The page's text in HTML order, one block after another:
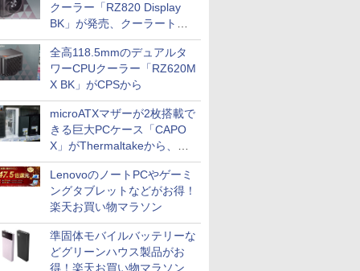
クーラー「RZ820 Display
BK」が発売、クーラートッ
プに5インチ液晶搭載
全高118.5mmのデュアルタ
ワーCPUクーラー「RZ620M
X BK」がCPSから
microATXマザーが2枚搭載で
きる巨大PCケース「CAPO
X」がThermaltakeから、カ
ラーは2色
LenovoのノートPCやゲーミ
ングタブレットなどがお得！
楽天お買い物マラソン
準固体モバイルバッテリーな
どグリーンハウス製品がお
得！楽天お買い物マラソン